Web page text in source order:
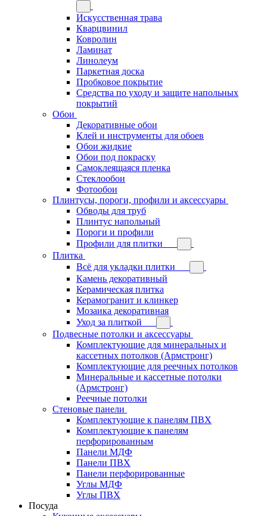
Искусственная трава
Кварцвинил
Ковролин
Ламинат
Линолеум
Паркетная доска
Пробковое покрытие
Средства по уходу и защите напольных
покрытий
Обои
Декоративные обои
Клей и инструменты для обоев
Обои жидкие
Обои под покраску
Самоклеящаяся пленка
Стеклообои
Фотообои
Плинтусы, пороги, профили и аксессуары
Обводы для труб
Плинтус напольный
Пороги и профили
Профили для плитки
Плитка
Всё для укладки плитки
Камень декоративный
Керамическая плитка
Керамогранит и клинкер
Мозаика декоративная
Уход за плиткой
Подвесные потолки и аксессуары
Комплектующие для минеральных и
кассетных потолков (Армстронг)
Комплектующие для реечных потолков
Минеральные и кассетные потолки
(Армстронг)
Реечные потолки
Стеновые панели
Комплектующие к панелям ПВХ
Комплектующие к панелям
перфорированным
Панели МДФ
Панели ПВХ
Панели перфорированные
Углы МДФ
Углы ПВХ
Посуда